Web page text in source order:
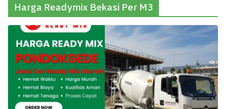
Harga Readymix Bekasi Per M3